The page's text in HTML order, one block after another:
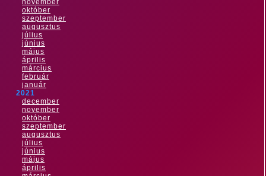
november
október
szeptember
augusztus
július
június
május
április
március
február
január
2021
december
november
október
szeptember
augusztus
július
június
május
április